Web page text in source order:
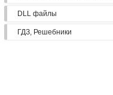
DLL файлы
ГДЗ, Решебники